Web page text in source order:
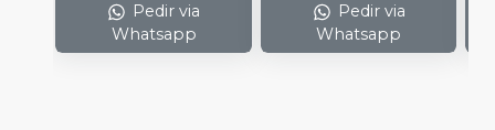
Pedir via
Whatsapp
Pedir via
Whatsapp